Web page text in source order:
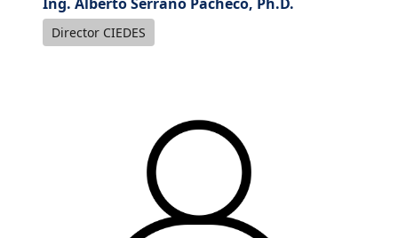
Director CIEDES